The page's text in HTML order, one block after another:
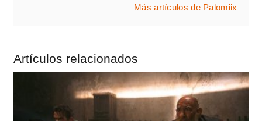
Más artículos de Palomiix
Artículos relacionados